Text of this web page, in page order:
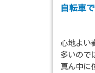
自転車
心地よい
多いので
真ん中に